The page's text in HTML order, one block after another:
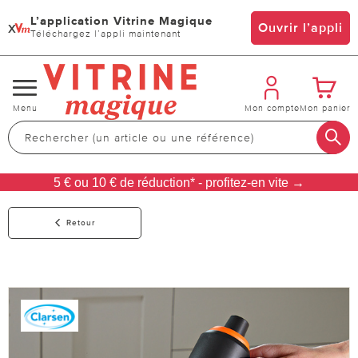
x L’application Vitrine Magique
Téléchargez l’appli maintenant Ouvrir l’appli
Changer
de
navigation
Menu Mon compteMon panier
5 € ou 10 € de réduction* - profitez-en vite →
Retour